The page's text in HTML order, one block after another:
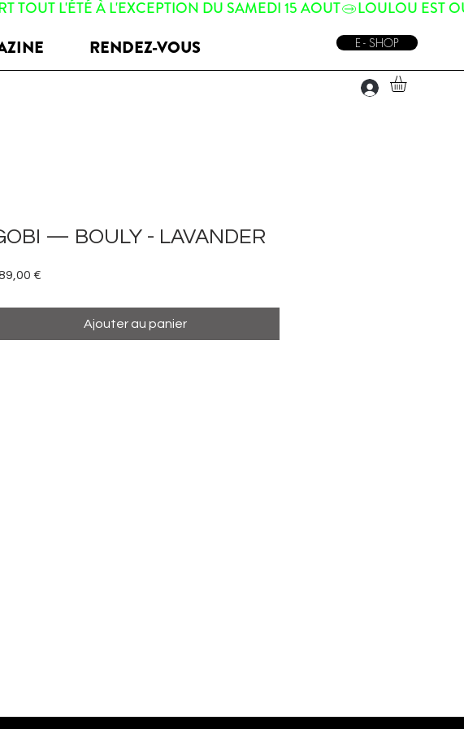
RENDEZ-VOUS E - SHOP
— BOULY - LAVANDER
€
Ajouter au panier